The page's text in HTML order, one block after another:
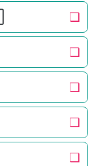
❏
❏
❏
❏
❏